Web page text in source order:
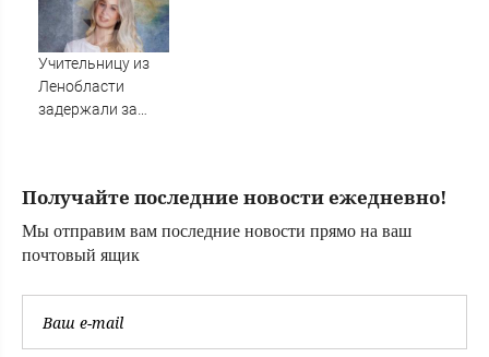
Флориде: как
сложилась
судьба солиста
«Песняров»
Учительницу из
Ленобласти
задержали за
Получайте последние новости ежедневно!
Мы отправим вам последние новости прямо на ваш
почтовый ящик